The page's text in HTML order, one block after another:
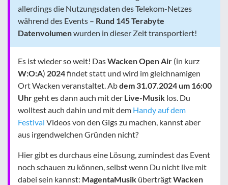
allerdings die Nutzungsdaten des Telekom-Netzes
während des Events – Rund 145 Terabyte
Datenvolumenwurden in dieser Zeit transportiert!
Es ist wieder so weit! DasWacken Open Air (in kurz
W:O:A) 2024findet statt und wird im gleichnamigen
Ort Wacken veranstaltet. Abdem 31.07.2024 um 16:00
Uhrgeht es dann auch mit der Live-Musik los. Du
wolltest auch dahin und mit dem Handy auf dem
Festival Videos von den Gigs zu machen, kannst aber
aus irgendwelchen Gründen nicht?
Hier gibt es durchaus eine Lösung, zumindest das Event
noch schauen zu können, selbst wenn Du nicht live mit
dabei sein kannst: MagentaMusik überträgtWacken